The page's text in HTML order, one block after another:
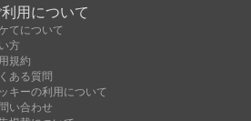
利用について
てについて
方
規約
ある質問
キーの利用について
い合わせ